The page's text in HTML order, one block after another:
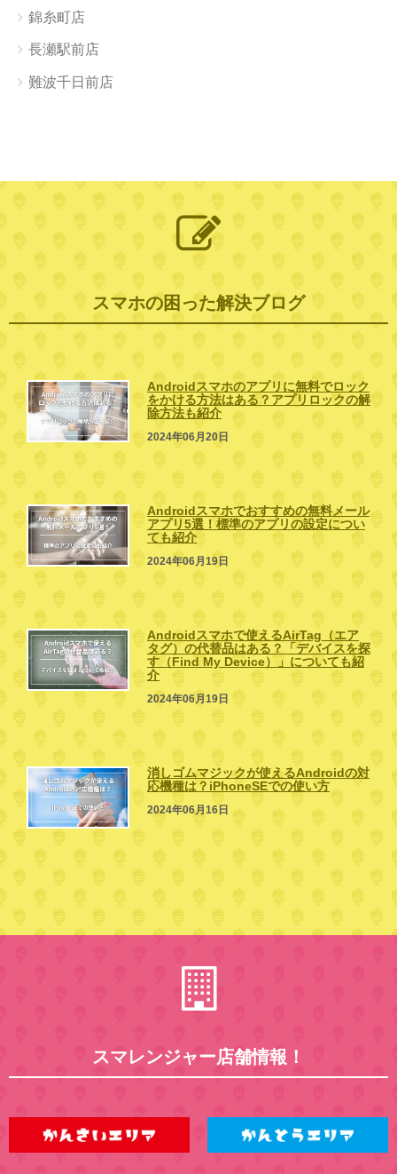
錦糸町店
長瀬駅前店
難波千日前店
スマホの困った解決ブログ
Androidスマホのアプリに無料でロック
をかける方法はある？アプリロックの解
除方法も紹介
2024年06月20日
Androidスマホでおすすめの無料メール
アプリ5選！標準のアプリの設定につい
ても紹介
2024年06月19日
Androidスマホで使えるAirTag（エア
タグ）の代替品はある？「デバイスを探
す（Find My Device）」についても紹
介
2024年06月19日
消しゴムマジックが使えるAndroidの対
応機種は？iPhoneSEでの使い方
2024年06月16日
スマレンジャー店舗情報！